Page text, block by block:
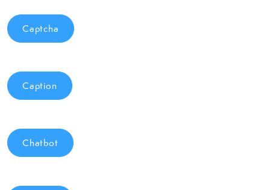
Captcha
Caption
Chatbot